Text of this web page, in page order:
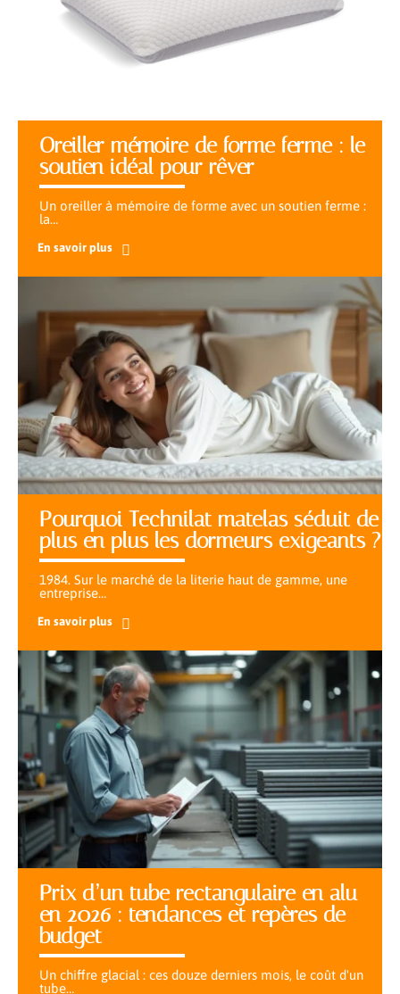
Oreiller mémoire de forme ferme : le
soutien idéal pour rêver
Un oreiller à mémoire de forme avec un soutien ferme :
la…
En savoir plus
Pourquoi Technilat matelas séduit de
plus en plus les dormeurs exigeants ?
1984. Sur le marché de la literie haut de gamme, une
entreprise…
En savoir plus
Prix d’un tube rectangulaire en alu
en 2026 : tendances et repères de
budget
Un chiffre glacial : ces douze derniers mois, le coût d'un
tube…